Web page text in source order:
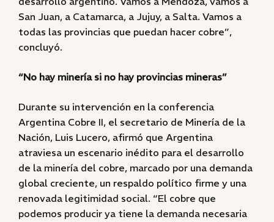
San Juan, a Catamarca, a Jujuy, a Salta. Vamos a
todas las provincias que puedan hacer cobre”,
concluyó.
“No hay minería si no hay provincias mineras”
Durante su intervención en la conferencia
Argentina Cobre II, el secretario de Minería de la
Nación, Luis Lucero, afirmó que Argentina
atraviesa un escenario inédito para el desarrollo
de la minería del cobre, marcado por una demanda
global creciente, un respaldo político firme y una
renovada legitimidad social. “El cobre que
podemos producir ya tiene la demanda necesaria